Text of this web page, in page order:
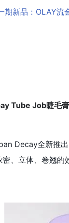
期新品：OLAY流
Tube Job睫毛膏
Decay全新推
、立体、卷翘的